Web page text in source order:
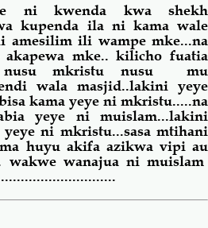
Maswali-Majibu
Vitabu
ni kwenda kwa shekh
kupenda ila ni kama wale
amesilim ili wampe mke...na
mke.. kilicho fuatia
nusu mkristu nusu mu
wala masjid..lakini yeye
kama yeye ni mkristu.....na
yeye ni muislam...lakini
ni mkristu...sasa mtihani
huyu akifa azikwa vipi au
wakwe wanajua ni muislam